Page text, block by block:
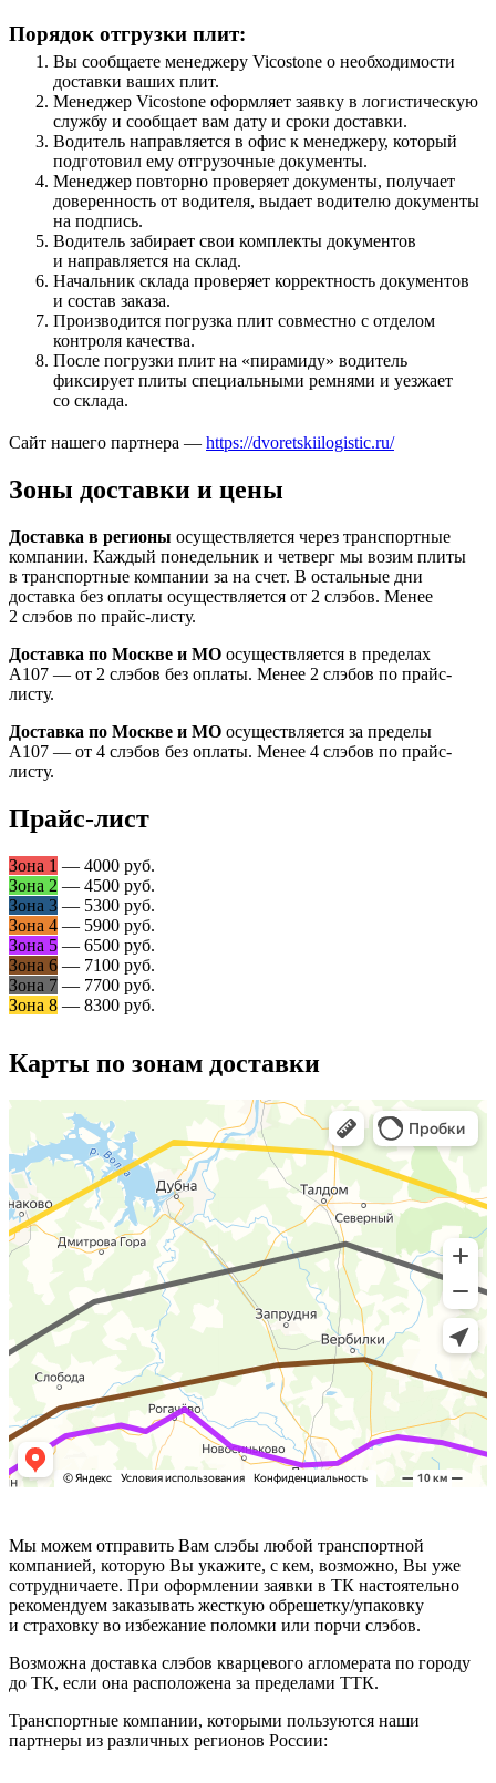
Порядок отгрузки плит:
Вы сообщаете менеджеру Vicostone о необходимости
доставки ваших плит.
Менеджер Vicostone оформляет заявку в логистическую
службу и сообщает вам дату и сроки доставки.
Водитель направляется в офис к менеджеру, который
подготовил ему отгрузочные документы.
Менеджер повторно проверяет документы, получает
доверенность от водителя, выдает водителю документы
на подпись.
Водитель забирает свои комплекты документов
и направляется на склад.
Начальник склада проверяет корректность документов
и состав заказа.
Производится погрузка плит совместно с отделом
контроля качества.
После погрузки плит на «пирамиду» водитель
фиксирует плиты специальными ремнями и уезжает
со склада.
Сайт нашего партнера — https://dvoretskiilogistic.ru/
Зоны доставки и цены
Доставка в регионы осуществляется через транспортные
компании. Каждый понедельник и четверг мы возим плиты
в транспортные компании за на счет. В остальные дни
доставка без оплаты осуществляется от 2 слэбов. Менее
2 слэбов по прайс-листу.
Доставка по Москве и МО осуществляется в пределах
А107 — от 2 слэбов без оплаты. Менее 2 слэбов по прайс-
листу.
Доставка по Москве и МО осуществляется за пределы
А107 — от 4 слэбов без оплаты. Менее 4 слэбов по прайс-
листу.
Прайс-лист
Зона 1 — 4000 руб.
Зона 2 — 4500 руб.
Зона 3 — 5300 руб.
Зона 4 — 5900 руб.
Зона 5 — 6500 руб.
Зона 6 — 7100 руб.
Зона 7 — 7700 руб.
Зона 8 — 8300 руб.
Карты по зонам доставки
Мы можем отправить Вам слэбы любой транспортной
компанией, которую Вы укажите, с кем, возможно, Вы уже
сотрудничаете. При оформлении заявки в ТК настоятельно
рекомендуем заказывать жесткую обрешетку/упаковку
и страховку во избежание поломки или порчи слэбов.
Возможна доставка слэбов кварцевого агломерата по городу
до ТК, если она расположена за пределами ТТК.
Транспортные компании, которыми пользуются наши
партнеры из различных регионов России: